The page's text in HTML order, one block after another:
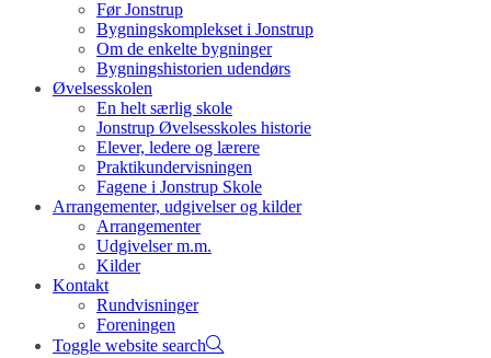
Før Jonstrup
Bygningskomplekset i Jonstrup
Om de enkelte bygninger
Bygningshistorien udendørs
Øvelsesskolen
En helt særlig skole
Jonstrup Øvelsesskoles historie
Elever, ledere og lærere
Praktikundervisningen
Fagene i Jonstrup Skole
Arrangementer, udgivelser og kilder
Arrangementer
Udgivelser m.m.
Kilder
Kontakt
Rundvisninger
Foreningen
Toggle website search